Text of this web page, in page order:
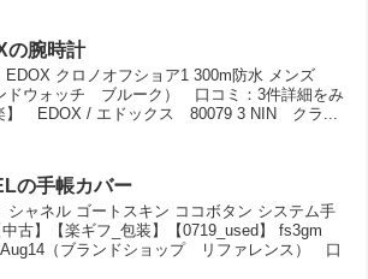
の腕時計
EDOX クロノオフショア1 300m防水 メンズ
ドウォッチ ブルーク） 口コミ：3件詳細をみ
】 EDOX / エドックス 80079 3 NIN クラ...
の手帳カバー
シャネル ゴートスキン ココボタン システム手
古】【楽ギフ_包装】【0719_used】 fs3gm
（ブランドショップ リファレンス） 口